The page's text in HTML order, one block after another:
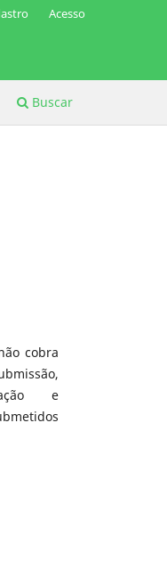
Buscar
Acesso
cobra
e